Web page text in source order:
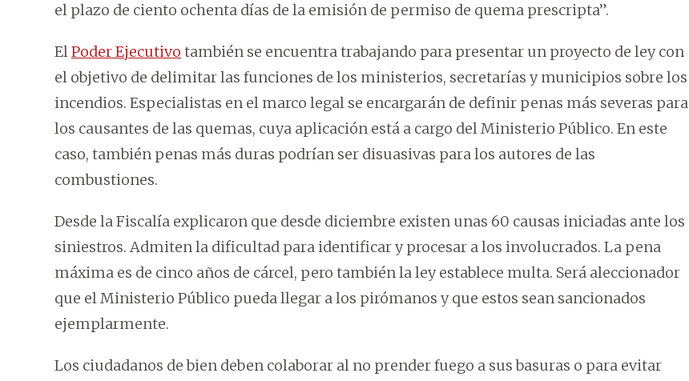
el plazo de ciento ochenta días de la emisión de permiso de quema prescripta”.
ElPoder Ejecutivo también se encuentra trabajando para presentar un proyecto de ley con
el objetivo de delimitar las funciones de los ministerios, secretarías y municipios sobre los
incendios. Especialistas en el marco legal se encargarán de definir penas más severas para
los causantes de las quemas, cuya aplicación está a cargo del Ministerio Público. En este
caso, también penas más duras podrían ser disuasivas para los autores de las
combustiones.
Desde la Fiscalía explicaron que desde diciembre existen unas 60 causas iniciadas ante los
siniestros. Admiten la dificultad para identificar y procesar a los involucrados. La pena
máxima es de cinco años de cárcel, pero también la ley establece multa. Será aleccionador
que el Ministerio Público pueda llegar a los pirómanos y que estos sean sancionados
ejemplarmente.
Los ciudadanos de bien deben colaborar al no prender fuego a sus basuras o para evitar